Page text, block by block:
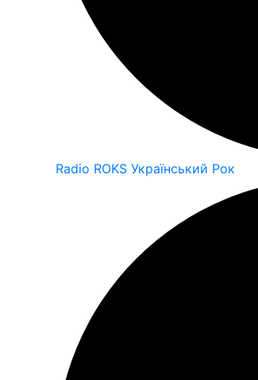
Radio ROKS Український Рок